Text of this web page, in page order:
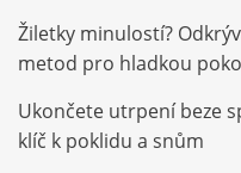
Žiletky minulostí?
metod pro hladkou
Ukončete utrpení beze
klíč k poklidu a snům